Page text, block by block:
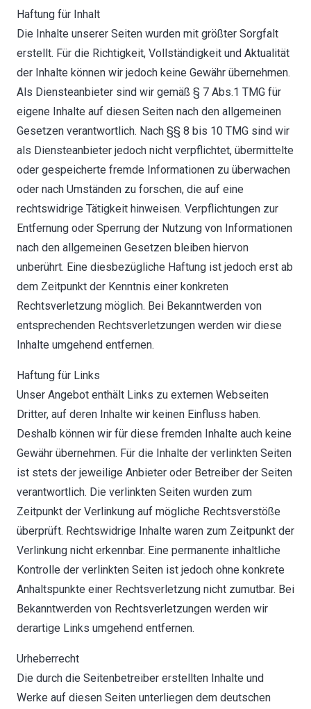
Haftung für Inhalt
Die Inhalte unserer Seiten wurden mit größter Sorgfalt
erstellt. Für die Richtigkeit, Vollständigkeit und Aktualität
der Inhalte können wir jedoch keine Gewähr übernehmen.
Als Diensteanbieter sind wir gemäß § 7 Abs.1 TMG für
eigene Inhalte auf diesen Seiten nach den allgemeinen
Gesetzen verantwortlich. Nach §§ 8 bis 10 TMG sind wir
als Diensteanbieter jedoch nicht verpflichtet, übermittelte
oder gespeicherte fremde Informationen zu überwachen
oder nach Umständen zu forschen, die auf eine
rechtswidrige Tätigkeit hinweisen. Verpflichtungen zur
Entfernung oder Sperrung der Nutzung von Informationen
nach den allgemeinen Gesetzen bleiben hiervon
unberührt. Eine diesbezügliche Haftung ist jedoch erst ab
dem Zeitpunkt der Kenntnis einer konkreten
Rechtsverletzung möglich. Bei Bekanntwerden von
entsprechenden Rechtsverletzungen werden wir diese
Inhalte umgehend entfernen.
Haftung für Links
Unser Angebot enthält Links zu externen Webseiten
Dritter, auf deren Inhalte wir keinen Einfluss haben.
Deshalb können wir für diese fremden Inhalte auch keine
Gewähr übernehmen. Für die Inhalte der verlinkten Seiten
ist stets der jeweilige Anbieter oder Betreiber der Seiten
verantwortlich. Die verlinkten Seiten wurden zum
Zeitpunkt der Verlinkung auf mögliche Rechtsverstöße
überprüft. Rechtswidrige Inhalte waren zum Zeitpunkt der
Verlinkung nicht erkennbar. Eine permanente inhaltliche
Kontrolle der verlinkten Seiten ist jedoch ohne konkrete
Anhaltspunkte einer Rechtsverletzung nicht zumutbar. Bei
Bekanntwerden von Rechtsverletzungen werden wir
derartige Links umgehend entfernen.
Urheberrecht
Die durch die Seitenbetreiber erstellten Inhalte und
Werke auf diesen Seiten unterliegen dem deutschen